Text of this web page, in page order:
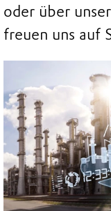
oder über
freuen uns auf